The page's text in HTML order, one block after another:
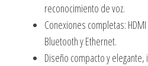
reconocimiento de voz.
Conexiones completas: HDMI
Bluetooth y Ethernet.
Diseño compacto y